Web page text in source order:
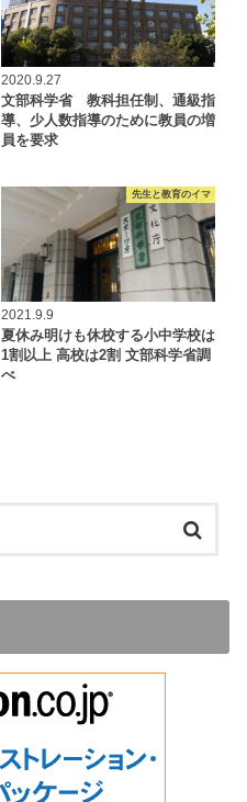
2020.9.27
文部科学省 教科担任制、通級指
導、少人数指導のために教員の増
員を要求
先生と教育のイマ
2021.9.9
夏休み明けも休校する小中学校は
1割以上 高校は2割 文部科学省調
べ